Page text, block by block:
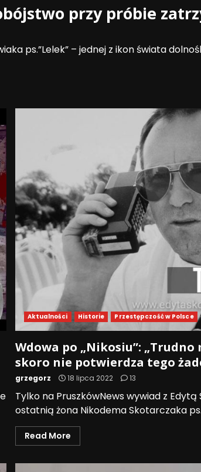
przy próbie
ps.”Lelek” – jednej z ikon świata
Aktualności Historie Przestępczość w Polsce
Wdowa po „Nikosiu”: „Trudno
skoro nie potwierdza tego
grzegorz 18 lipca 2022 13
Tylko na PruszkówNews wywiad z Edytą
ostatnią żona Nikodema Skotarczaka
Read More